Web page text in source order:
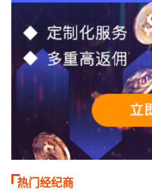
热门经纪商